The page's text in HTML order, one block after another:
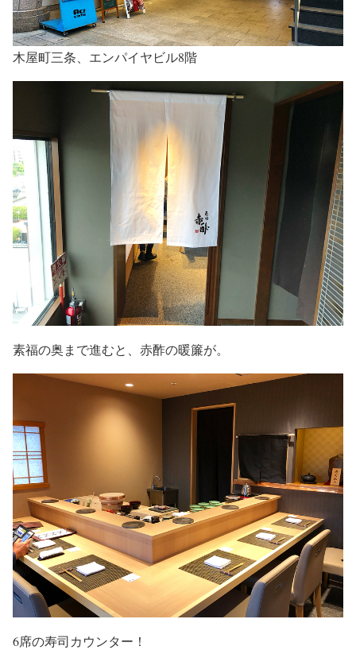
木屋町三条、エンパイヤビル8階
素福の奥まで進むと、赤酢の暖簾が。
6席の寿司カウンター！